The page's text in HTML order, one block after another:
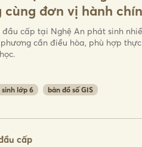
đơn vị hành
đầu cấp tại Nghệ An phát sinh
cần điều hòa, phù hợp
lớp 6 bản đồ số GIS
cấp